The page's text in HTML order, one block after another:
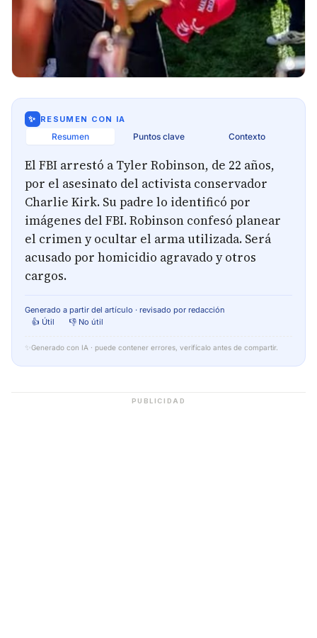
✨ RESUMEN CON IA
Resumen Puntos clave Contexto
El FBI arrestó a Tyler Robinson, de 22 años,
por el asesinato del activista conservador
Charlie Kirk. Su padre lo identificó por
imágenes del FBI. Robinson confesó planear
el crimen y ocultar el arma utilizada. Será
acusado por homicidio agravado y otros
cargos.
Generado a partir del artículo · revisado por redacción
👍 Útil
👎 No útil
✨ Generado con IA · puede contener errores, verifícalo antes de compartir.
PUBLICIDAD